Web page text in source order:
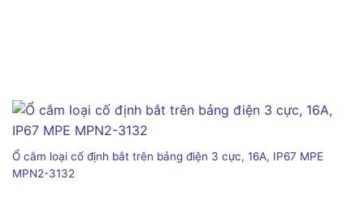
Ổ cắm loại cố định bắt trên bảng điện 3 cực, 16A, IP67 MPE
MPN2-3132